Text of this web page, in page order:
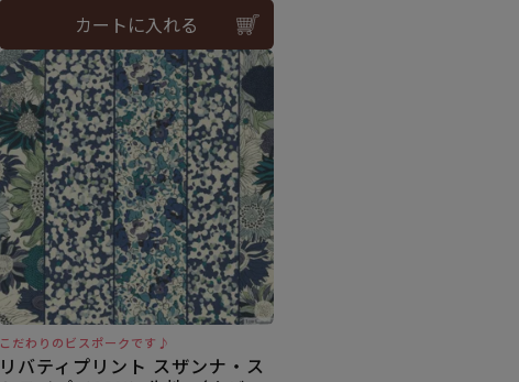
カートに入れる
こだわりのビスポークです♪
リバティプリント スザンナ・ス